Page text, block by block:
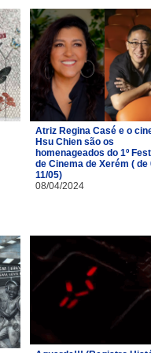
Atriz Regina Casé e o
Hsu Chien são os
homenageados do 1º
de Cinema de Xerém ( de
11/05)
08/04/2024